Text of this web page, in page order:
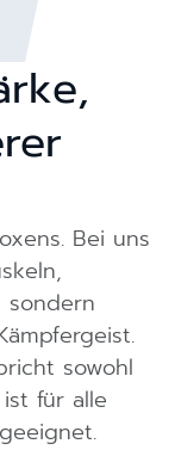
Bei uns
sondern
sowohl
für alle